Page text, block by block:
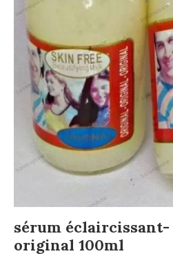
sérum éclaircissant-
original 100ml